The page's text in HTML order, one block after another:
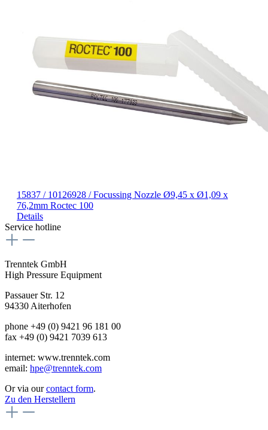
15837 / 10126928 / Focussing Nozzle Ø9,45 x Ø1,09 x
76,2mm Roctec 100
Details
Service hotline
Trenntek GmbH
High Pressure Equipment
Passauer Str. 12
94330 Aiterhofen
phone +49 (0) 9421 96 181 00
fax +49 (0) 9421 7039 613
internet: www.trenntek.com
email: hpe@trenntek.com
Or via ourcontact form.
Zu den Herstellern